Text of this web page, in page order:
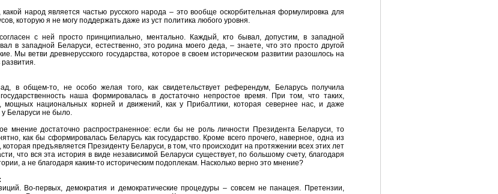
народ является частью русского народа – это вообще оскорбительная формулировка для
которую я не могу поддержать даже из уст политика любого уровня.
с ней просто принципиально, ментально. Каждый, кто бывал, допустим, в западной
в западной Беларуси, естественно, это родина моего деда, – знаете, что это просто другой
Мы ветви древнерусского государства, которое в своем историческом развитии разошлось на
развития.
в общем-то, не особо желая того, как свидетельствует референдум, Беларусь получила
наша формировалась в достаточно непростое время. При том, что таких,
мощных национальных корней и движений, как у Прибалтики, которая севернее нас, и даже
Беларуси не было.
мнение достаточно распространенное: если бы не роль личности Президента Беларуси, то
как бы сформировалась Беларусь как государство. Кроме всего прочего, наверное, одна из
которая предъявляется Президенту Беларуси, в том, что происходит на протяжении всех этих лет
что вся эта история в виде независимой Беларуси существует, по большому счету, благодаря
а не благодаря каким-то историческим подоплекам. Насколько верно это мнение?
Во-первых, демократия и демократические процедуры – совсем не панацея. Претензии,